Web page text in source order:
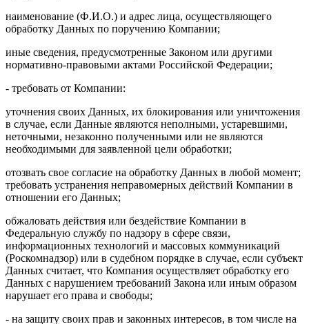
наименование (Ф.И.О.) и адрес лица, осуществляющего
обработку Данных по поручению Компании;
иные сведения, предусмотренные Законом или другими
нормативно-правовыми актами Российской Федерации;
- требовать от Компании:
уточнения своих Данных, их блокирования или уничтожения
в случае, если Данные являются неполными, устаревшими,
неточными, незаконно полученными или не являются
необходимыми для заявленной цели обработки;
отозвать свое согласие на обработку Данных в любой момент;
требовать устранения неправомерных действий Компании в
отношении его Данных;
обжаловать действия или бездействие Компании в
Федеральную службу по надзору в сфере связи,
информационных технологий и массовых коммуникаций
(Роскомнадзор) или в судебном порядке в случае, если субъект
Данных считает, что Компания осуществляет обработку его
Данных с нарушением требований Закона или иным образом
нарушает его права и свободы;
- на защиту своих прав и законных интересов, в том числе на